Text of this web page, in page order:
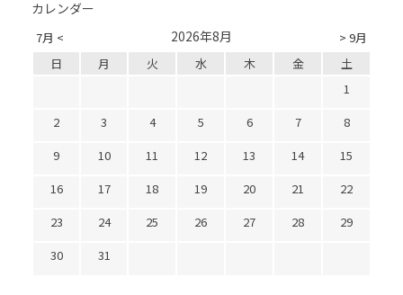
カレンダー
7月 < > 9月
2026年8月
日 月 火 水 木 金
土
1
2
3 4 5 6 7
8
9
10 11 12 13 14
15
16
17 18 19 20 21
22
23
24 25 26 27 28
29
30
31